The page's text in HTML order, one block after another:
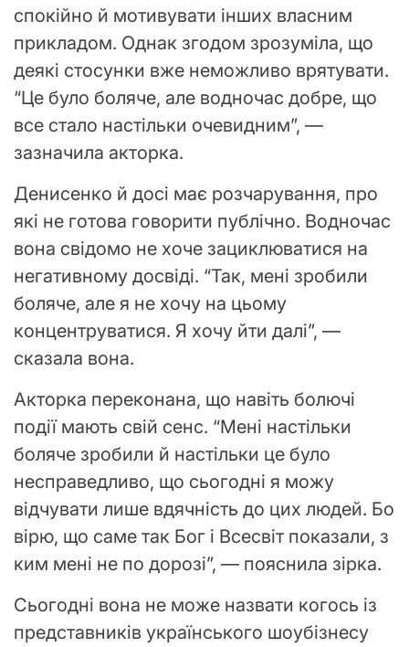
спокійно й мотивувати інших власним
прикладом. Однак згодом зрозуміла, що
деякі стосунки вже неможливо врятувати.
“Це було боляче, але водночас добре, що
все стало настільки очевидним”, —
зазначила акторка.
Денисенко й досі має розчарування, про
які не готова говорити публічно. Водночас
вона свідомо не хоче зациклюватися на
негативному досвіді. “Так, мені зробили
боляче, але я не хочу на цьому
концентруватися. Я хочу йти далі”, —
сказала вона.
Акторка переконана, що навіть болючі
події мають свій сенс. “Мені настільки
боляче зробили й настільки це було
несправедливо, що сьогодні я можу
відчувати лише вдячність до цих людей. Бо
вірю, що саме так Бог і Всесвіт показали, з
ким мені не по дорозі”, — пояснила зірка.
Сьогодні вона не може назвати когось із
представників українського шоубізнесу